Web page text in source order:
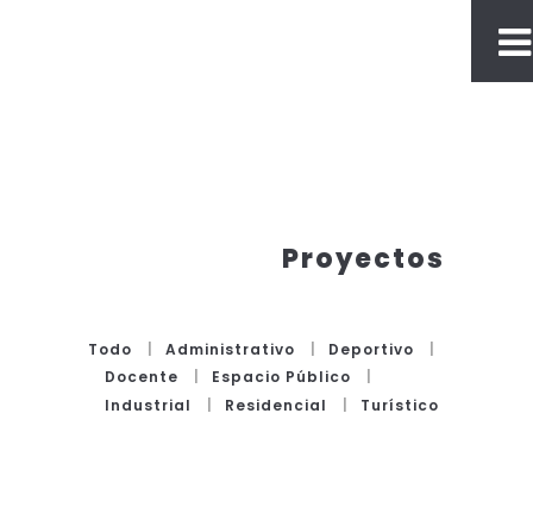
Proyectos
Todo Administrativo
Deportivo
Docente
Espacio Público
Industrial
Residencial Turístico